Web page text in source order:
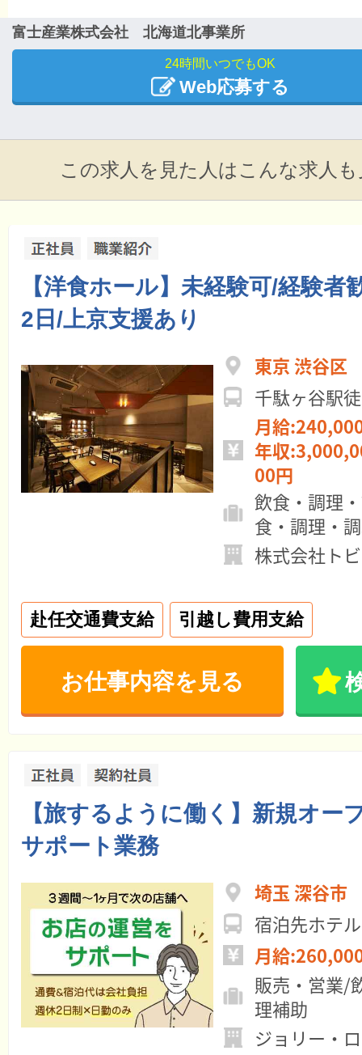
富士産業株式会社 北海道北事業所
24時間いつでもOK
Web応募する
この求人を見た人はこんな求人
【洋食ホール】未経験可/経験者
2日/上京支援あり
東京 渋谷区
千駄ヶ谷駅
月給
年収
00円
飲食・調理
食・調理・
株式会社ト
赴任交通費支給 引越し費用支給
お仕事内容を見る
【旅するように働く】新規オー
サポート業務
埼玉 深谷市
宿泊先ホテ
月給
販売・営業/
理補助
ジョリー・